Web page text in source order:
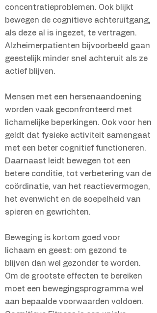
concentratieproblemen. Ook blijkt
bewegen de cognitieve achteruitgang,
als deze al is ingezet, te vertragen.
Alzheimerpatienten bijvoorbeeld gaan
geestelijk minder snel achteruit als ze
actief blijven.
Mensen met een hersenaandoening
worden vaak geconfronteerd met
lichamelijke beperkingen. Ook voor hen
geldt dat fysieke activiteit samengaat
met een beter cognitief functioneren.
Daarnaast leidt bewegen tot een
betere conditie, tot verbetering van de
coördinatie, van het reactievermogen,
het evenwicht en de soepelheid van
spieren en gewrichten.
Beweging is kortom goed voor
lichaam en geest: om gezond te
blijven dan wel gezonder te worden.
Om de grootste effecten te bereiken
moet een bewegingsprogramma wel
aan bepaalde voorwaarden voldoen.